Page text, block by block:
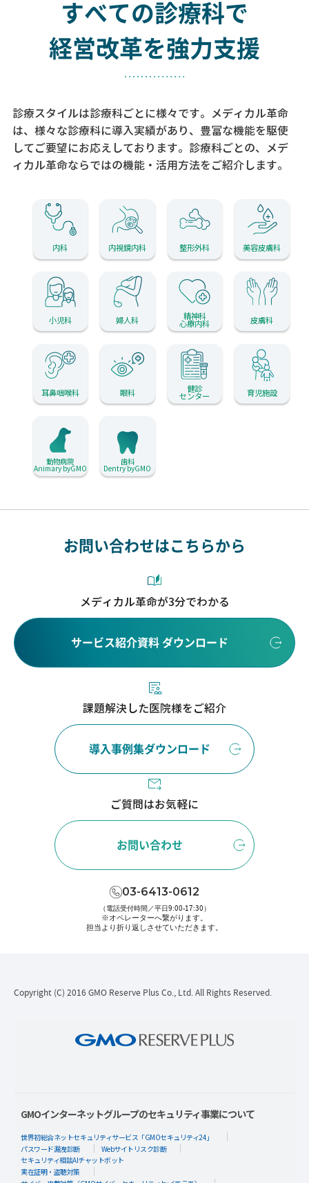
すべての診療科で
経営改革を強力支援
診療スタイルは診療科ごとに様々です。メディカル革命
は、様々な診療科に導入実績があり、 豊富な機能を駆使
してご要望にお応えしております。 診療科ごとの、メデ
ィカル革命ならではの機能・活用方法をご紹介します。
内科 内視鏡内科 整形外科 美容皮膚科
小児科 婦人科 精神科
心療内科 皮膚科
耳鼻咽喉科 眼科 健診
センター 育児施設
動物病院
Animary byGMO
歯科
Dentry byGMO
お問い合わせはこちらから
メディカル革命が3分でわかる
サービス紹介資料 ダウンロード
課題解決した医院様をご紹介
導入事例集ダウンロード
ご質問はお気軽に
お問い合わせ
03-6413-0612
（電話受付時間／平日9:00-17:30）
※オペレーターへ繋がります。
担当より折り返しさせていただきます。
Copyright (C) 2016 GMO Reserve Plus Co., Ltd. All Rights Reserved.
GMOインターネットグループのセキュリティ事業について
世界初総合ネットセキュリティサービス「GMOセキュリティ24」
パスワード漏洩診断
Webサイトリスク診断
セキュリティ相談AIチャットボット
実在証明・盗聴対策